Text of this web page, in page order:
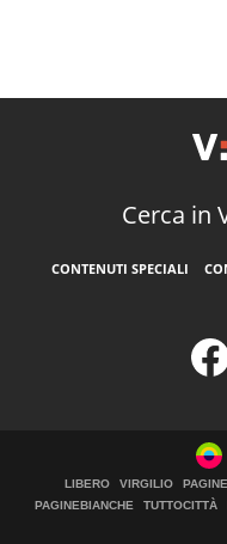
Cerca in
CONTENUTI SPECIALI
LIBERO VIRGILIO
PAGINEBIANCHE
TUTTOCITTÀ